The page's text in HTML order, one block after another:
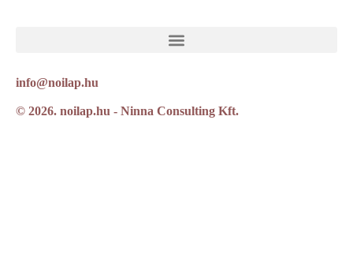
info@noilap.hu
© 2026. noilap.hu - Ninna Consulting Kft.